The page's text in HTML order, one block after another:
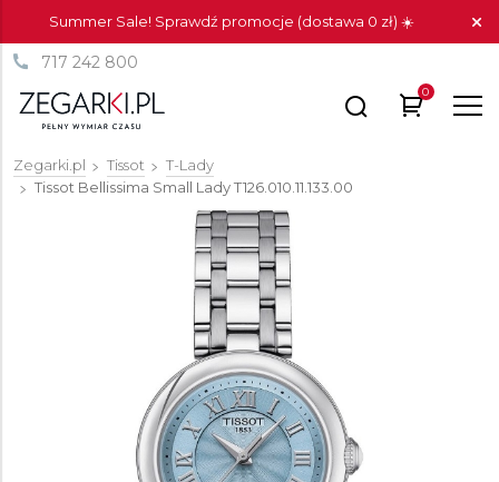
Summer Sale! Sprawdź promocje (dostawa 0 zł) ☀️
717 242 800
0
Zegarki.pl Tissot
T-Lady
Tissot Bellissima Small LadyT126.010.11.133.00